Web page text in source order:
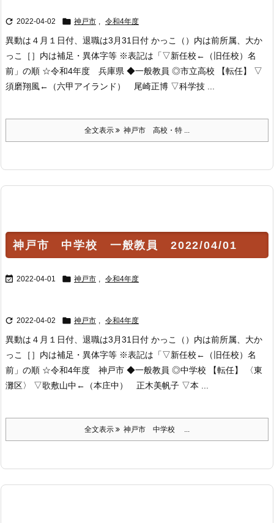
 2022-04-02  神戸市 , 令和4年度
異動は４月１日付、退職は3月31日付 かっこ（）内は前所属、大か
っこ［］内は補足・異体字等 ※表記は「▽新任校←（旧任校）名
前」の順 ☆令和4年度 兵庫県 ◆一般教員 ◎市立高校 【転任】 ▽
須磨翔風←（六甲アイランド） 尾崎正博 ▽科学技 ...
全文表示 神戸市 高校・特 ...
神戸市 中学校 一般教員 2022/04/01
 2022-04-01  神戸市 , 令和4年度
 2022-04-02  神戸市 , 令和4年度
異動は４月１日付、退職は3月31日付 かっこ（）内は前所属、大か
っこ［］内は補足・異体字等 ※表記は「▽新任校←（旧任校）名
前」の順 ☆令和4年度 神戸市 ◆一般教員 ◎中学校 【転任】 〈東
灘区〉 ▽歌敷山中←（本庄中） 正木美帆子 ▽本 ...
全文表示 神戸市 中学校 ...